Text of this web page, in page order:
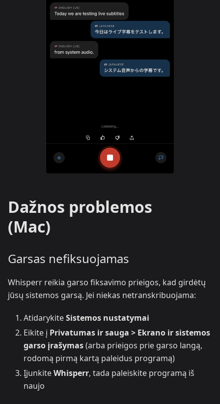
Dažnos problemos
(Mac)
Garsas nefiksuojamas
Whisperr reikia garso fiksavimo prieigos, kad girdėtų
jūsų sistemos garsą. Jei niekas netranskribuojama:
AtidarykiteSistemos nustatymai
Eikite į Privatumas ir sauga > Ekrano ir sistemos
garso įrašymas(arba prieigos prie garso langą,
rodomą pirmą kartą paleidus programą)
ĮjunkiteWhisperr, tada paleiskite programą iš
naujo